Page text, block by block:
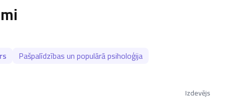
Pašpalīdzības un populārā psiholoģija
Izdevējs